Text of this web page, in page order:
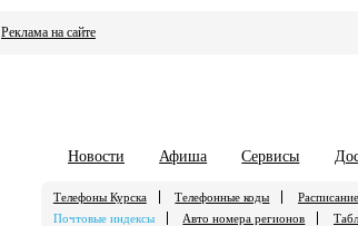
Реклама на сайте
Новости Афиша Сервисы
Телефоны Курска Телефонные коды
Почтовые индексы
Авто номера регионов